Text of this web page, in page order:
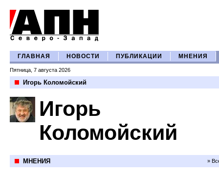
ГЛАВНАЯ НОВОСТИ ПУБЛИКАЦИИ МНЕНИЯ
Пятница, 7 августа 2026
Игорь Коломойский
Игорь
Коломойский
МНЕНИЯ »